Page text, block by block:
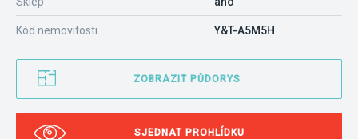
Kód nemovitosti Y&T-A5M5H
ZOBRAZIT PŮDORYS
SJEDNAT PROHLÍDKU